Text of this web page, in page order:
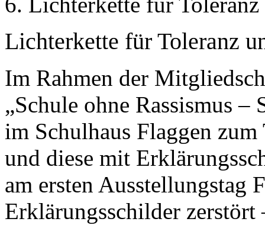
Lichterkette für Toleranz
Im Rahmen der
„Schule ohne Rassismus
im Schulhaus Flaggen
und diese mit
am ersten Ausstellungstag
Erklärungsschilder